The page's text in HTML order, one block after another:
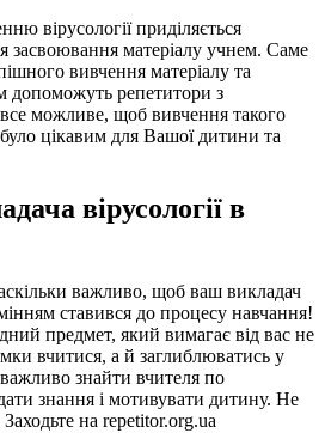
вірусології приділяється
засвоювання матеріалу учнем. Саме
вивчення матеріалу та
допоможуть репетитори з
все можливе, щоб вивчення такого
було цікавим для Вашої дитини та
вірусології в
важливо, щоб ваш викладач
ставився до процесу навчання!
предмет, який вимагає від вас не
вчитися, а й заглиблюватись у
знайти вчителя по
знання і мотивувати дитину. Не
на repetitor.org.ua